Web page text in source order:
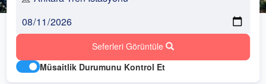
Seferleri Görüntüle
Müsaitlik Durumunu Kontrol Et